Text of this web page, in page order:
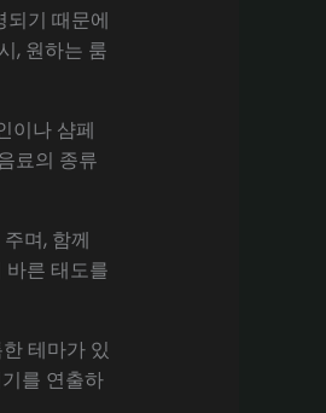
되기 때문에
, 원하는 룸
이나 샴페
료의 종류
며, 함께
바른 태도를
테마가 있
를 연출하